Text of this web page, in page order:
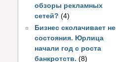
обзоры рекламных
сетей? (4)
Бизнес сколачивает не
состояния. Юрлица
начали год с роста
банкротств. (8)